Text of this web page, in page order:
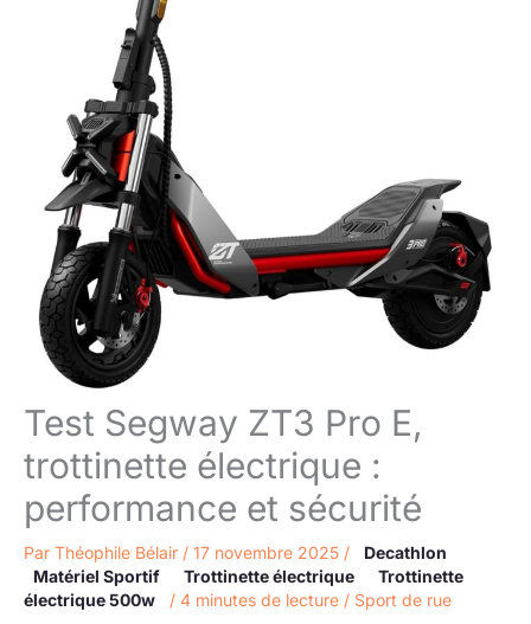
Test Segway ZT3 Pro E,
trottinette électrique :
performance et sécurité
Par Théophile Bélair / 17 novembre 2025 /
Decathlon
Matériel Sportif
Trottinette électrique
Trottinette
électrique 500w
/ 4 minutes de lecture / Sport de rue